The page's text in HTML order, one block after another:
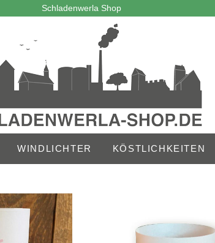
Schladenwerla Shop
WINDLICHTER KÖSTLICHKEITEN